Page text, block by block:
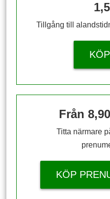
Tillgång till
Från
Titta närmare
KÖP